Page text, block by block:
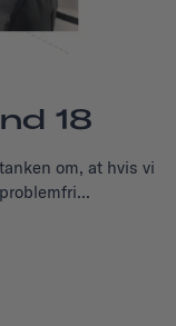
18
om, at hvis vi